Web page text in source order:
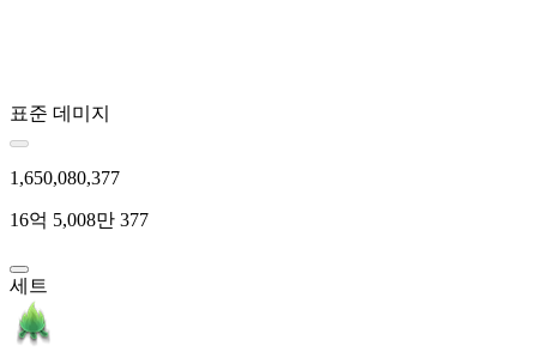
표준 데미지
1,650,080,377
16억 5,008만 377
세트